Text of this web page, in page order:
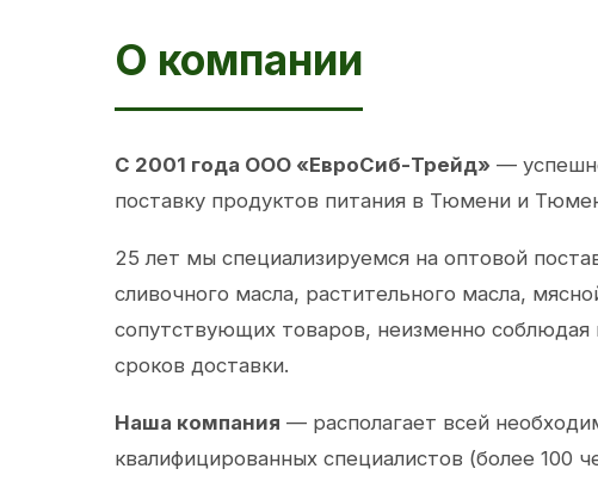
О компании
С 2001 года ООО «ЕвроСиб-Трейд» —
поставку продуктов питания в Тюмени и
25 лет мы специализируемся на оптовой
сливочного масла, растительного масла,
сопутствующих товаров, неизменно соблюдая
сроков доставки.
Наша компания — располагает всей
квалифицированных специалистов (более 100